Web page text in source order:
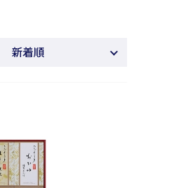
新着順
価格(安い順)
価格(高い順)